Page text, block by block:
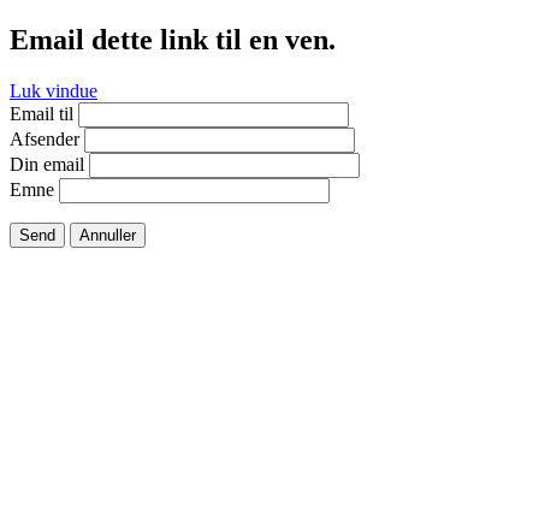
Email dette link til en ven.
Luk vindue
Email til
Afsender
Din email
Emne
Send Annuller